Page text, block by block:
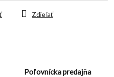
Poľovnícka predajňa
Zdieľať